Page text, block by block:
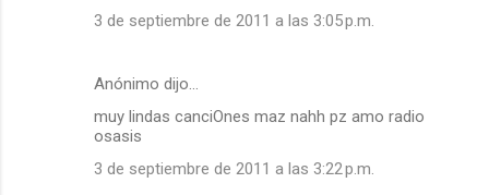
3 de septiembre de 2011 a las 3:05 p.m.
Anónimo dijo…
muy lindas canciOnes maz nahh pz amo radio
osasis
3 de septiembre de 2011 a las 3:22 p.m.